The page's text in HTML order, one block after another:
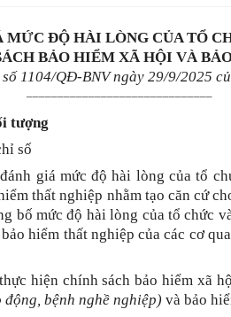
MỨC ĐỘ HÀI LÒNG CỦA TỔ
BẢO HIỂM XÃ HỘI VÀ
1104/QĐ-BNV ngày 29/9/2025
tượng
số
giá mức độ hài lòng của tổ
thất nghiệp nhằm tạo căn cứ
bố mức độ hài lòng của tổ chức
hiểm thất nghiệp của các cơ
hiện chính sách bảo hiểm xã
bệnh nghề nghiệp) và bảo